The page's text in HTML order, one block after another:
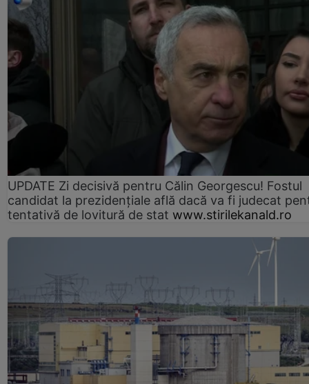
UPDATE Zi decisivă pentru Călin Georgescu! Fostul
candidat la prezidențiale află dacă va fi judecat
tentativă de lovitură de stat www.stirilekanald.ro